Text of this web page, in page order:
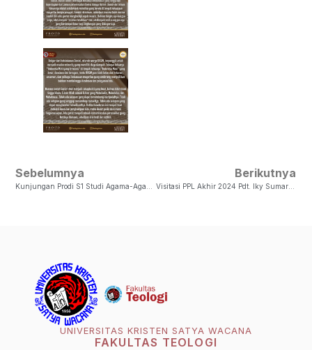
Sebelumnya Berikutnya
Visitasi PPL Akhir 2024 Pdt. Iky Sumarthina P. Prayitno, Th.D.
UNIVERSITAS KRISTEN SATYA WACANA
FAKULTAS TEOLOGI